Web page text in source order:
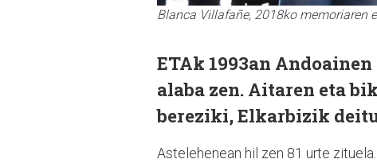
Blanca Villafañe, 2018ko memoriaren
ETAk 1993an
alaba zen. Aitaren eta
bereziki, Elkarbizik
Astelehenean hil zen 81 urte